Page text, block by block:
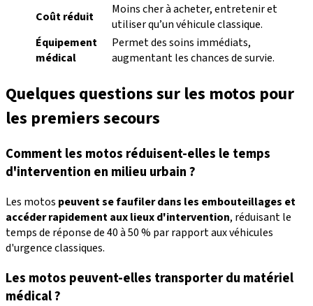
Coût réduit
Moins cher à acheter, entretenir et
utiliser qu’un véhicule classique.
Équipement
médical
Permet des soins immédiats,
augmentant les chances de survie.
Quelques questions sur les motos pour
les premiers secours
Comment les motos réduisent-elles le temps
d'intervention en milieu urbain ?
Les motos peuvent se faufiler dans les embouteillages et
accéder rapidement aux lieux d'intervention, réduisant le
temps de réponse de 40 à 50 % par rapport aux véhicules
d'urgence classiques.
Les motos peuvent-elles transporter du matériel
médical ?